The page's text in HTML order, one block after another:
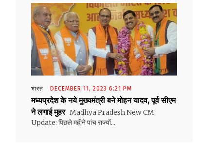
भारत DECEMBER 11, 2023 6:21 PM
मध्यप्रदेश के नये मुख्यमंत्री बने मोहन यादव, पूर्व सीएम
ने लगाई मुहर Madhya Pradesh New CM
Update: पिछले महीने पांच राज्यों...